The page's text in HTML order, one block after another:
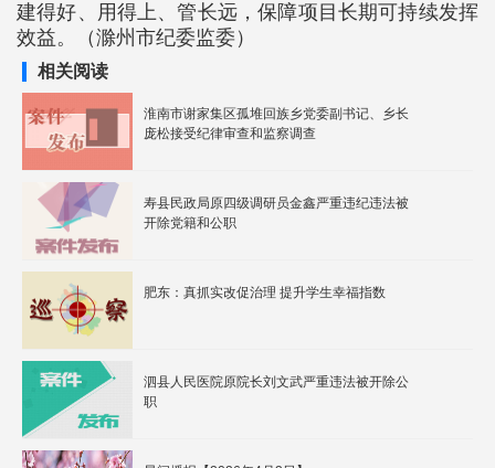
建得好、用得上、管长远，保障项目长期可持续发挥
效益。（滁州市纪委监委）
相关阅读
淮南市谢家集区孤堆回族乡党委副书记、乡长
庞松接受纪律审查和监察调查
寿县民政局原四级调研员金鑫严重违纪违法被
开除党籍和公职
肥东：真抓实改促治理 提升学生幸福指数
泗县人民医院原院长刘文武严重违法被开除公
职